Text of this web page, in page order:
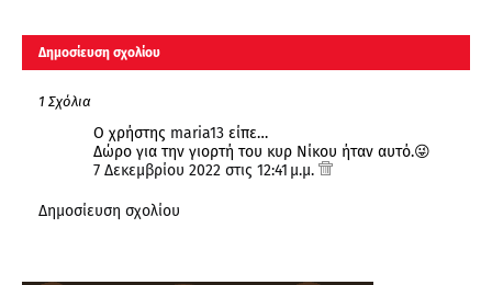
Δημοσίευση σχολίου
1 Σχόλια
Ο χρήστης maria13 είπε…
Δώρο για την γιορτή του κυρ Νίκου ήταν αυτό.😜
7 Δεκεμβρίου 2022 στις 12:41 μ.μ.
Δημοσίευση σχολίου